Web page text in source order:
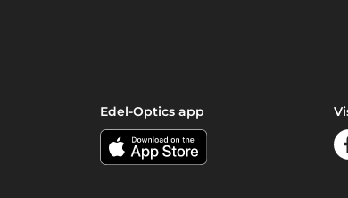
Edel-Optics app